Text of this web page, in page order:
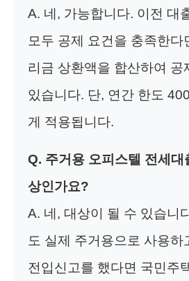
A. 네, 가능합니다. 이전 대
모두 공제 요건을 충족한다
리금 상환액을 합산하여 공
있습니다. 단, 연간 한도
게 적용됩니다.
Q. 주거용 오피스텔 전세대
상인가요?
A. 네, 대상이 될 수 있습니
도 실제 주거용으로 사용하
전입신고를 했다면 국민주